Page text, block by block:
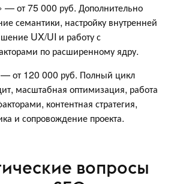
— от 75 000 руб. Дополнительно
семантики, настройку внутренней
UX/UI и работу с
по расширенному ядру.
от 120 000 руб. Полный цикл
масштабная оптимизация, работа
контентная стратегия,
и сопровождение проекта.
вопросы